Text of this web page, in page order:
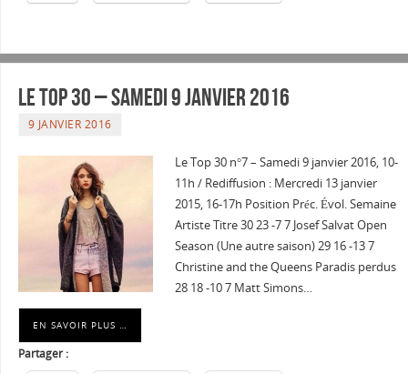
Le Top 30 – Samedi 9 janvier 2016
9 JANVIER 2016
Le Top 30 n°7 – Samedi 9 janvier 2016, 10-
11h / Rediffusion : Mercredi 13 janvier
2015, 16-17h Position Préc. Évol. Semaine
Artiste Titre 30 23 -7 7 Josef Salvat Open
Season (Une autre saison) 29 16 -13 7
Christine and the Queens Paradis perdus
28 18 -10 7 Matt Simons…
EN SAVOIR PLUS …
Partager :